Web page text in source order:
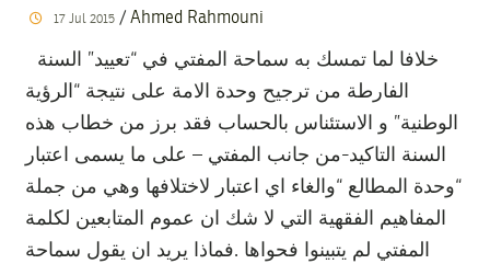
17 Jul 2015/ Ahmed Rahmouni
الفارطة من ترجيح وحدة الامة على نتيجة “الرؤية
الوطنية” و الاستئناس بالحساب فقد برز من خطاب هذه
السنة التاكيد-من جانب المفتي – على ما يسمى اعتبار
“وحدة المطالع “والغاء اي اعتبار لاختلافها وهي من جملة
المفاهيم الفقهية التي لا شك ان عموم المتابعين لكلمة
المفتي لم يتبينوا فحواها .فماذا يريد ان يقول سماحة